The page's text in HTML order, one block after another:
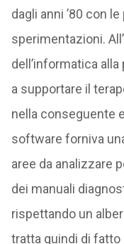
dagli anni ’80 con
sperimentazioni.
dell’informatica
a supportare il
nella conseguente
software forniva
aree da analizzare
dei manuali
rispettando un
tratta quindi di fatto